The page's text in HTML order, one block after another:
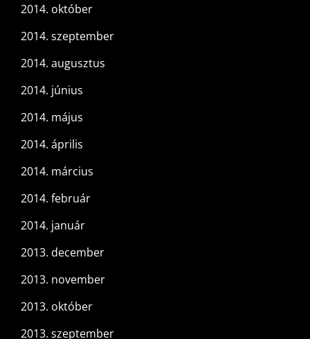
2014. október
2014. szeptember
2014. augusztus
2014. június
2014. május
2014. április
2014. március
2014. február
2014. január
2013. december
2013. november
2013. október
2013. szeptember